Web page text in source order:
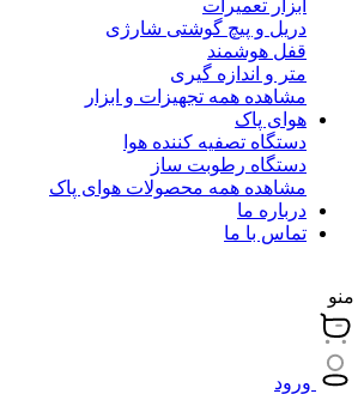
ابزار تعمیرات
دریل و پیچ گوشتی شارژی
قفل هوشمند
متر و اندازه گیری
مشاهده همه تجهیزات و ابزار
هوای پاک
دستگاه تصفیه کننده هوا
دستگاه رطوبت ساز
مشاهده همه محصولات هوای پاک
درباره ما
تماس با ما
منو
ورود